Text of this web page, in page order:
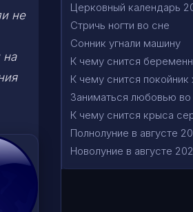
не
на
Церковный календарь
Стричь ногти во сне
Сонник угнали машину
К чему снится
К чему снится
Заниматься любовью во
К чему снится крыса
Полнолуние в августе
Новолуние в августе